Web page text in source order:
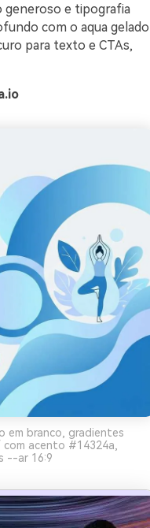
generoso e tipografia
com o aqua gelado
para texto e CTAs,
em branco, gradientes
acento #14324a,
--ar 16:9